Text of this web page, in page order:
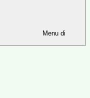
Menu di